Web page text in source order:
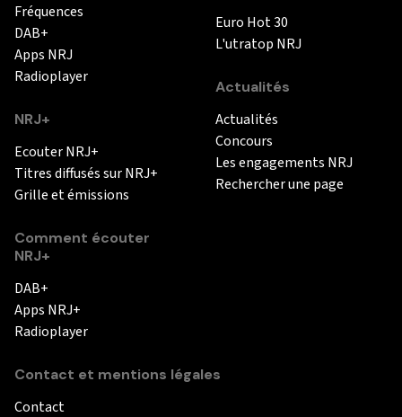
Fréquences
DAB+
Apps NRJ
Radioplayer
NRJ+
Ecouter NRJ+
Titres diffusés sur NRJ+
Grille et émissions
Comment écouter
NRJ+
DAB+
Apps NRJ+
Radioplayer
Euro Hot 30
L'utratop NRJ
Actualités
Actualités
Concours
Les engagements NRJ
Rechercher une page
Contact et mentions légales
Contact